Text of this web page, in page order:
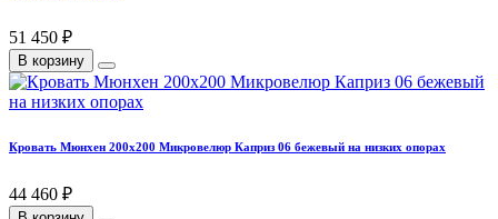
51 450 ₽
В корзину
Кровать Мюнхен 200х200 Микровелюр Каприз 06 бежевый на низких опорах
44 460 ₽